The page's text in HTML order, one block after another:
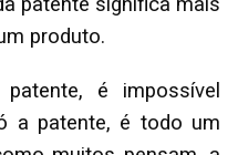
produto.
é impossível
a patente, é todo um